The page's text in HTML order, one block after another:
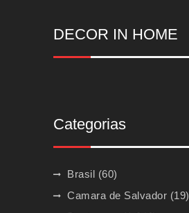
DECOR IN HOME
Categorias
Brasil (60)
Camara de Salvador (19)